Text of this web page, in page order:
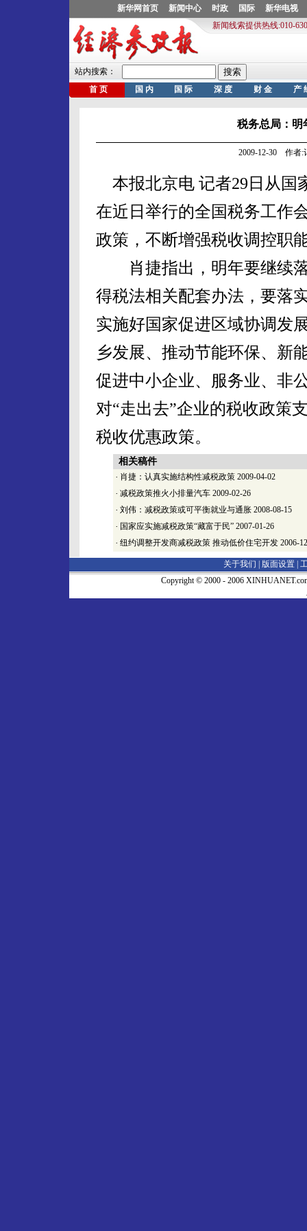
税务总局：明
2009-12-30 作者:
本报北京电 记者29日从国
在近日举行的全国税务工作
政策，不断增强税收调控职
肖捷指出，明年要继续落
得税法相关配套办法，要落
实施好国家促进区域协调发
乡发展、推动节能环保、新
促进中小企业、服务业、非
对“走出去”企业的税收政策
税收优惠政策。
相关稿件
· 肖捷：认真实施结构性减税政策 2009-04-02
· 减税政策推火小排量汽车 2009-02-26
· 刘伟：减税政策或可平衡就业与通胀 2008-08-15
· 国家应实施减税政策“藏富于民” 2007-01-26
· 纽约调整开发商减税政策 推动低价住宅开发 2006-
关于我们 | 版面设置
Copyright © 2000 - 2006